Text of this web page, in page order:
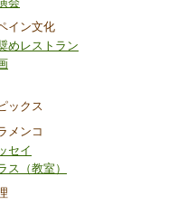
イン文化
めレストラン
ックス
メンコ
セイ
ス（教室）